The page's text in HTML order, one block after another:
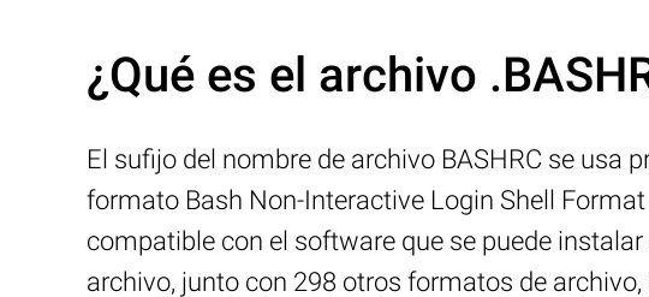
¿Qué es el archivo
El sufijo del nombre de archivo BASHRC se usa
formato Bash Non-Interactive Login Shell
compatible con el software que se puede
archivo, junto con 298 otros formatos de